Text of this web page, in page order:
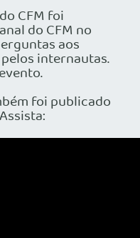
CFM foi
do CFM no
aos
internautas.
foi publicado